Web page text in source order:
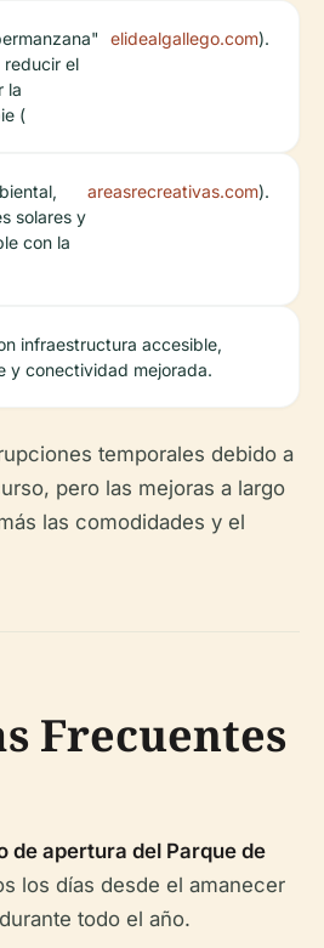
el
la
(
elidealgallego.com).
solares y
con la
areasrecreativas.com).
infraestructura accesible,
y conectividad mejorada.
temporales debido a
pero las mejoras a largo
las comodidades y el
Frecuentes
de apertura del Parque de
los días desde el amanecer
todo el año.